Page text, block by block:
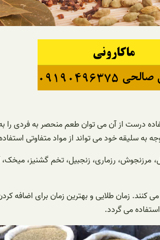
درست از آن می توان طعم منحصر به فردی را
سلیقه خود می تواند از مواد متفاوتی
رزماری، زنجبیل، تخم گشنیز،
می گردد.